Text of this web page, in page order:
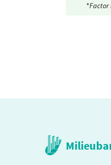
*Factor